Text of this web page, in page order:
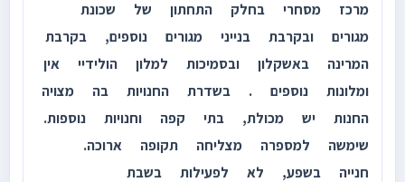
מרכז מסחרי בחלק התחתון של שכונת
מגורים ובקרבת בנייני מגורים נוספים, בקרבת
המרינה באשקלון ובסמיכות למלון הולידיי אין
ומלונות נוספים . בשדרת החנויות בה מצויה
החנות יש מכולת, בתי קפה וחנויות נוספות.
שימשה למספרה מצליחה תקופה ארוכה.
חנייה בשפע, לא לפעילות בשבת